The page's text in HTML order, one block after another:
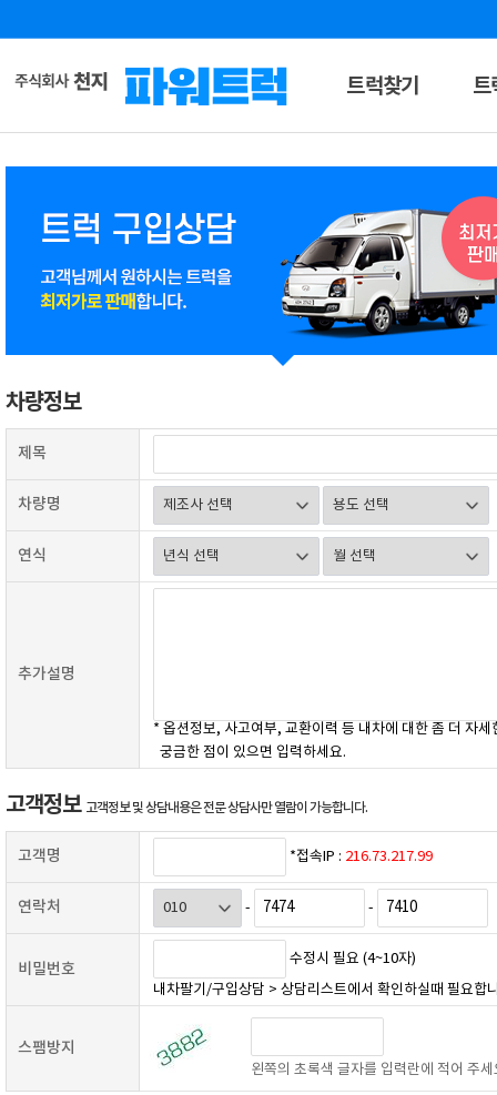
트럭찾기 트
차량정보
제목
차량명
연식
추가설명
* 옵션정보, 사고여부, 교환이력 등 내차에 대한 좀 더 자
궁금한 점이 있으면 입력하세요.
고객정보 고객정보 및 상담내용은 전문 상담사만 열람이 가능합니다.
고객명 *접속IP : 216.73.217.99
연락처 - -
비밀번호
수정시 필요 (4~10자)
내차팔기/구입상담 > 상담리스트에서 확인하실때 필요합
스팸방지
왼쪽의 초록색 글자를 입력란에 적어 주세